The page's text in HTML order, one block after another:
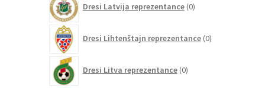
Dresi Latvija reprezentance 0izdelkov
Dresi Lihtenštajn reprezentance 0izdelkov
Dresi Litva reprezentance 0izdelkov